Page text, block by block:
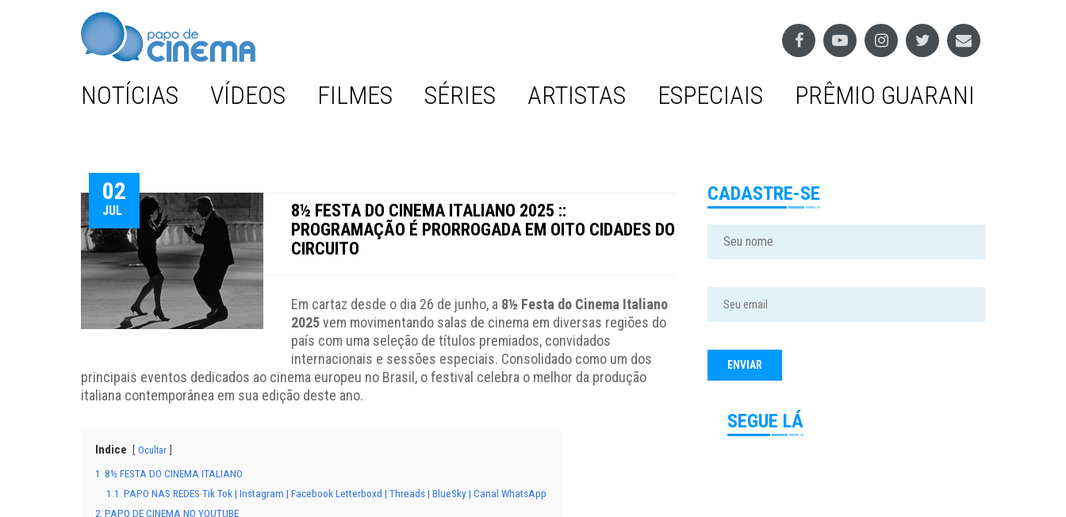
NOTÍCIAS VÍDEOS FILMES SÉRIES ARTISTAS ESPECIAIS PRÊMIO GUARANI
02
JUL
8½ FESTA DO CINEMA ITALIANO 2025 ::
PROGRAMAÇÃO É PRORROGADA EM OITO CIDADES DO
CIRCUITO
Em cartaz desde o dia 26 de junho, a 8½ Festa do Cinema Italiano
2025vem movimentando salas de cinema em diversas regiões do
país com uma seleção de títulos premiados, convidados
internacionais e sessões especiais. Consolidado como um dos
principais eventos dedicados ao cinema europeu no Brasil, o festival celebra o melhor da produção
italiana contemporânea em sua edição deste ano.
Indice Ocultar
1 8½ FESTA DO CINEMA ITALIANO
1.1 PAPO NAS REDES Tik Tok | Instagram | Facebook Letterboxd | Threads | BlueSky | Canal WhatsApp
2 PAPO DE CINEMA NO YOUTUBE
CADASTRE-SE
SEGUE LÁ